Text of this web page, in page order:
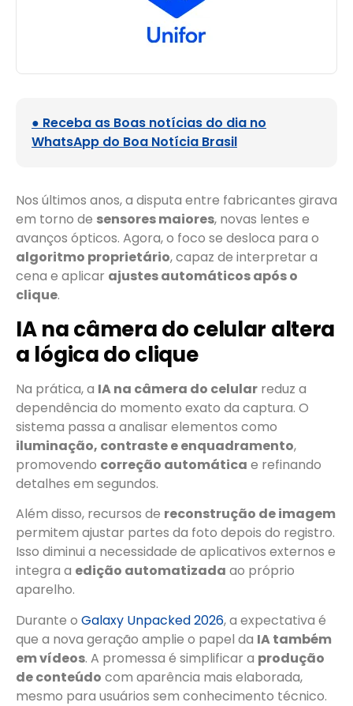
● Receba as Boas notícias do dia no
WhatsApp do Boa Notícia Brasil
Nos últimos anos, a disputa entre fabricantes girava
em torno de sensores maiores, novas lentes e
avanços ópticos. Agora, o foco se desloca para o
algoritmo proprietário, capaz de interpretar a
cena e aplicar ajustes automáticos após o
clique.
IA na câmera do celular altera
a lógica do clique
Na prática, a IA na câmera do celular reduz a
dependência do momento exato da captura. O
sistema passa a analisar elementos como
iluminação, contraste e enquadramento,
promovendo correção automática e refinando
detalhes em segundos.
Além disso, recursos de reconstrução de imagem
permitem ajustar partes da foto depois do registro.
Isso diminui a necessidade de aplicativos externos e
integra a edição automatizada ao próprio
aparelho.
Durante o Galaxy Unpacked 2026, a expectativa é
que a nova geração amplie o papel da IA também
em vídeos. A promessa é simplificar a produção
de conteúdo com aparência mais elaborada,
mesmo para usuários sem conhecimento técnico.